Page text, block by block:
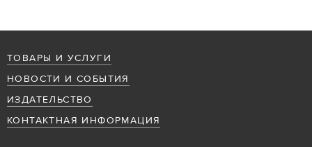
ТОВАРЫ И УСЛУГИ
НОВОСТИ И СОБЫТИЯ
ИЗДАТЕЛЬСТВО
КОНТАКТНАЯ ИНФОРМАЦИЯ